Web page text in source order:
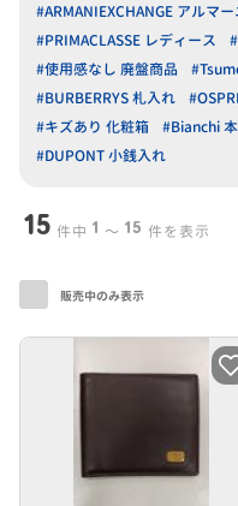
#ARMANIEXCHANGE アルマー
#PRIMACLASSE レディース
#使用感なし 廃盤商品
#BURBERRYS 札入れ
#キズあり 化粧箱
#Bianchi
#DUPONT 小銭入れ
15 件中 1 〜 15 件を表示
販売中のみ表示